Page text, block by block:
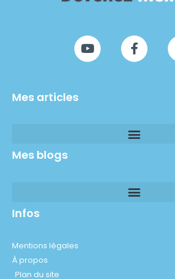
Mes articles
Mes blogs
Infos
Mentions légales
À propos
Plan du site